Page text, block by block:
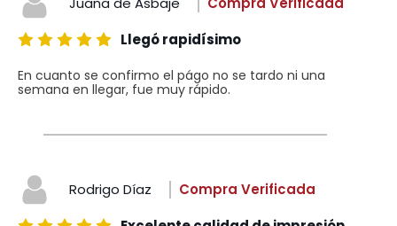
Llegó rapidísimo
En cuanto se confirmo el págo no se tardo ni una
semana en llegar, fue muy rápido.
Rodrigo Díaz
Compra Verificada